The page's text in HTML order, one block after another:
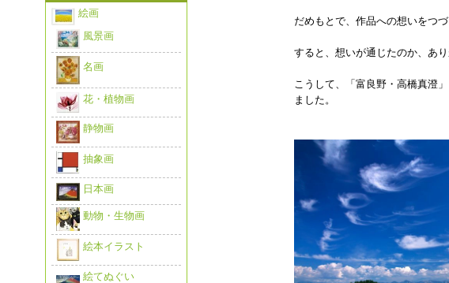
だめもとで、作品への想いをつ
すると、想いが通じたのか、あ
こうして、「富良野・高橋真澄
ました。
絵画
風景画
名画
花・植物画
静物画
抽象画
日本画
動物・生物画
絵本イラスト
絵てぬぐい